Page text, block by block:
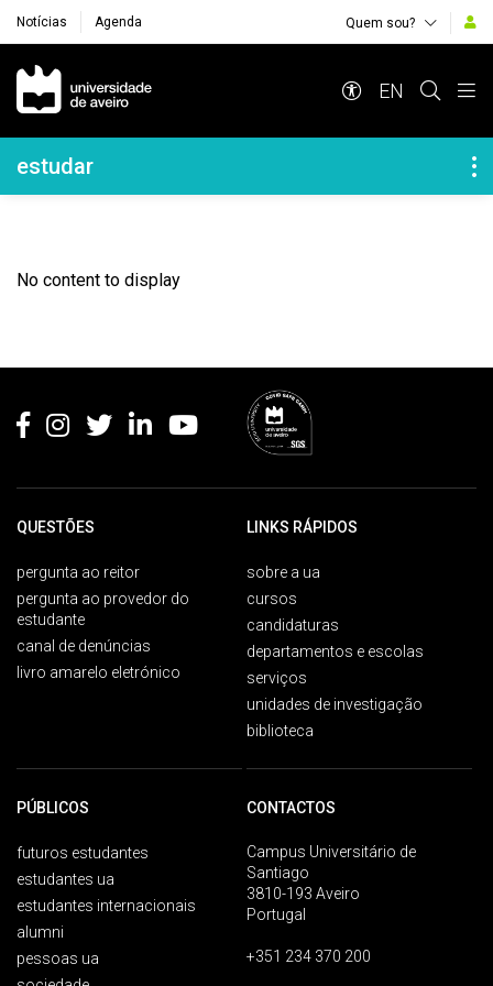
Notícias Agenda Quem sou?
Navegação Principal
EN
Navegação Lateral
estudar
No content to display
QUESTÕES
pergunta ao reitor
pergunta ao provedor do
estudante
canal de denúncias
livro amarelo eletrónico
LINKS RÁPIDOS
sobre a ua
cursos
candidaturas
departamentos e escolas
serviços
unidades de investigação
biblioteca
PÚBLICOS
futuros estudantes
estudantes ua
estudantes internacionais
alumni
pessoas ua
CONTACTOS
Campus Universitário de
Santiago
3810-193 Aveiro
Portugal
+351 234 370 200